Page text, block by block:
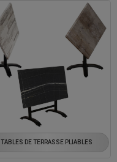
TABLES DE TERRASSE PLIABLES